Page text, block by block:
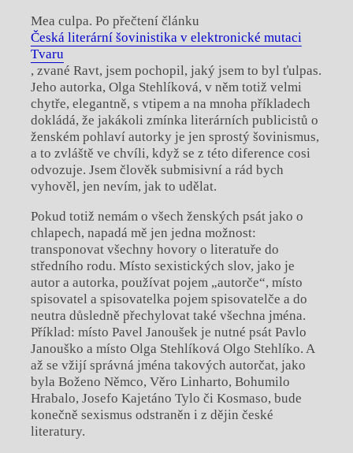
Mea culpa. Po přečtení článku
Česká literární šovinistika v elektronické mutaci
Tvaru
, zvané Ravt, jsem pochopil, jaký jsem to byl ťulpas.
Jeho autorka, Olga Stehlíková, v něm totiž velmi
chytře, elegantně, s vtipem a na mnoha příkladech
dokládá, že jakákoli zmínka literárních publicistů o
ženském pohlaví autorky je jen sprostý šovinismus,
a to zvláště ve chvíli, když se z této diference cosi
odvozuje. Jsem člověk submisivní a rád bych
vyhověl, jen nevím, jak to udělat.
Pokud totiž nemám o všech ženských psát jako o
chlapech, napadá mě jen jedna možnost:
transponovat všechny hovory o literatuře do
středního rodu. Místo sexistických slov, jako je
autor a autorka, používat pojem „autorče“, místo
spisovatel a spisovatelka pojem spisovatelče a do
neutra důsledně přechylovat také všechna jména.
Příklad: místo Pavel Janoušek je nutné psát Pavlo
Janouško a místo Olga Stehlíková Olgo Stehlíko. A
až se vžijí správná jména takových autorčat, jako
byla Boženo Němco, Věro Linharto, Bohumilo
Hrabalo, Josefo Kajetáno Tylo či Kosmaso, bude
konečně sexismus odstraněn i z dějin české
literatury.